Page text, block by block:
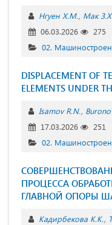
Нгуен Х.М. Мак
06.03.2026
275
02.
DISPLACEMENT OF
ELEMENTS UNDER
Isamov R.N.
17.03.2026
251
02.
ПРОЦЕССА
ГЛАВНОЙ ОПОРЫ
Кадирбекова К.К.